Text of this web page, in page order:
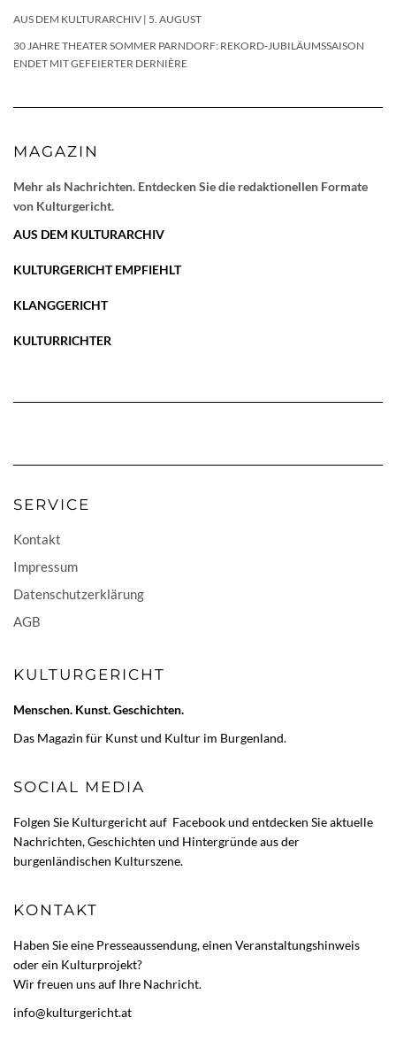
AUS DEM KULTURARCHIV | 5. AUGUST
30 JAHRE THEATER SOMMER PARNDORF: REKORD-JUBILÄUMSSAISON
ENDET MIT GEFEIERTER DERNIÈRE
MAGAZIN
Mehr als Nachrichten. Entdecken Sie die redaktionellen Formate
von Kulturgericht.
AUS DEM KULTURARCHIV
KULTURGERICHT EMPFIEHLT
KLANGGERICHT
KULTURRICHTER
SERVICE
Kontakt
Impressum
Datenschutzerklärung
AGB
KULTURGERICHT
Menschen. Kunst. Geschichten.
Das Magazin für Kunst und Kultur im Burgenland.
SOCIAL MEDIA
Folgen Sie Kulturgericht auf Facebookund entdecken Sie aktuelle
Nachrichten, Geschichten und Hintergründe aus der
burgenländischen Kulturszene.
KONTAKT
Haben Sie eine Presseaussendung, einen Veranstaltungshinweis
oder ein Kulturprojekt?
Wir freuen uns auf Ihre Nachricht.
info@kulturgericht.at